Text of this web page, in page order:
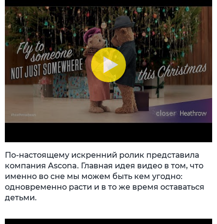
По-настоящему искренний ролик представила
компания Ascona. Главная идея видео в том, что
именно во сне мы можем быть кем угодно:
одновременно расти и в то же время оставаться
детьми.